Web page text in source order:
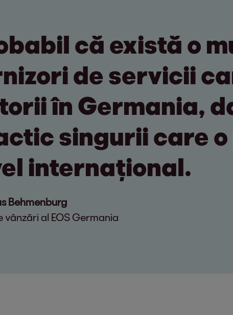
că există o
de servicii
în Germania,
singurii care
internațional.
Behmenburg
vânzări al EOS Germania